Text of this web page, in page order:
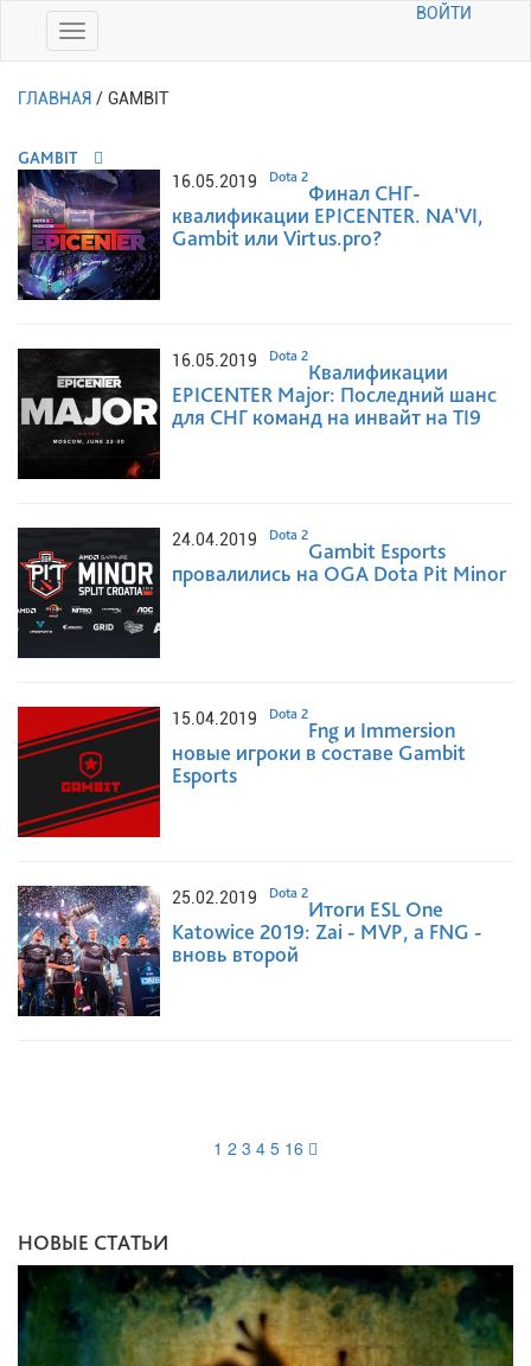
ВОЙТИ
ГЛАВНАЯ / GAMBIT
GAMBIT
16.05.2019
Dota 2
Финал СНГ-
квалификации EPICENTER. NA’VI,
Gambit или Virtus.pro?
16.05.2019 Dota 2
Квалификации
EPICENTER Major: Последний шанс
для СНГ команд на инвайт на TI9
24.04.2019 Dota 2
Gambit Esports
провалились на OGA Dota Pit Minor
15.04.2019 Dota 2
Fng и Immersion
новые игроки в составе Gambit
Esports
25.02.2019 Dota 2
Итоги ESL One
Katowice 2019: Zai - MVP, а FNG -
вновь второй
1 2 3 4 5 16
НОВЫЕ СТАТЬИ